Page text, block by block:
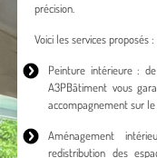
précision.
Voici les services proposés :
Peinture intérieure :
A3PBâtiment vous
accompagnement sur
Aménagement
redistribution des